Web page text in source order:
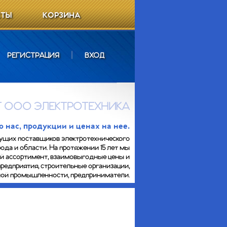
КОРЗИНА
РЕГИСТРАЦИЯ ВХОД
ЭЛЕКТРОТЕХНИКА
продукции и ценах на нее.
поставщиков электротехнического
и области. На протяжении 15 лет мы
ассортимент, взаимовыгодные цены и
строительные организации,
промышленности, предприниматели.